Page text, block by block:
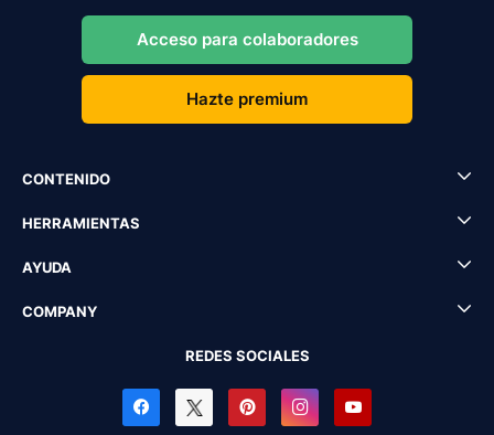
Acceso para colaboradores
Hazte premium
CONTENIDO
HERRAMIENTAS
AYUDA
COMPANY
REDES SOCIALES